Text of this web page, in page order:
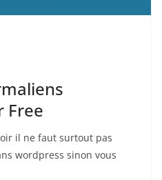
Free
il ne faut surtout pas
wordpress sinon vous